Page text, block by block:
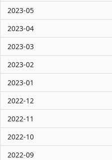
2023-05
2023-04
2023-03
2023-02
2023-01
2022-12
2022-11
2022-10
2022-09